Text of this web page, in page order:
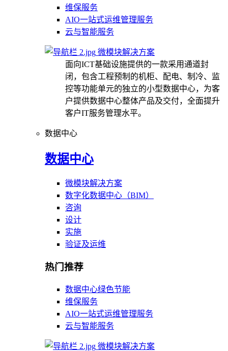
维保服务
AIO一站式运维管理服务
云与智能服务
微模块解决方案
面向ICT基础设施提供的一款采用通道封
闭，包含工程预制的机柜、配电、制冷、监
控等功能单元的独立的小型数据中心，为客
户提供数据中心整体产品及交付，全面提升
客户IT服务管理水平。
数据中心
数据中心
微模块解决方案
数字化数据中心（BIM）
咨询
设计
实施
验证及运维
热门推荐
数据中心绿色节能
维保服务
AIO一站式运维管理服务
云与智能服务
微模块解决方案